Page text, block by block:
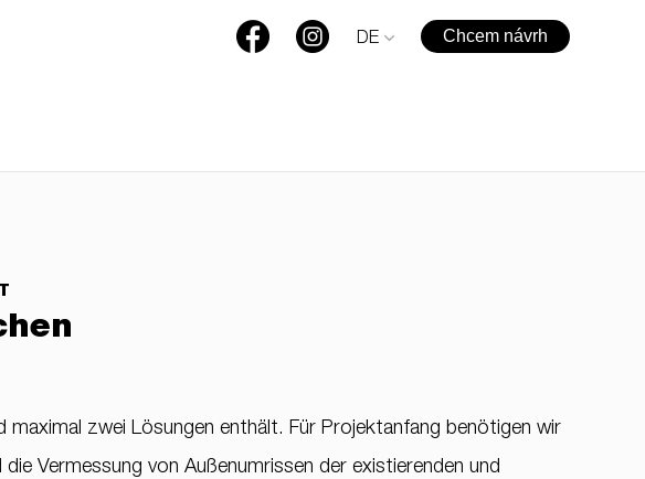
DE Chcem návrh
maximal zwei Lösungen enthält. Für Projektanfang benötigen wir
Vermessung von Außenumrissen der existierenden und